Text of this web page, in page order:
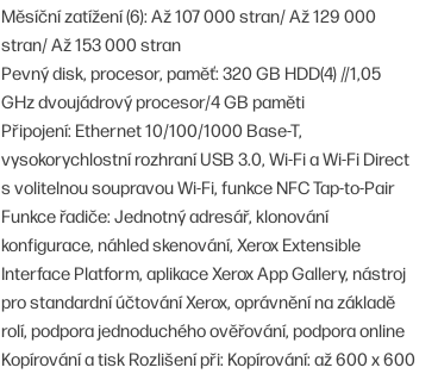
Měsíční zatížení (6): Až 107 000 stran/ Až 129 000
stran/ Až 153 000 stran
Pevný disk, procesor, paměť: 320 GB HDD(4) //1,05
GHz dvoujádrový procesor/4 GB paměti
Připojení: Ethernet 10/100/1000 Base-T,
vysokorychlostní rozhraní USB 3.0, Wi-Fi a Wi-Fi Direct
s volitelnou soupravou Wi-Fi, funkce NFC Tap-to-Pair
Funkce řadiče: Jednotný adresář, klonování
konfigurace, náhled skenování, Xerox Extensible
Interface Platform, aplikace Xerox App Gallery, nástroj
pro standardní účtování Xerox, oprávnění na základě
rolí, podpora jednoduchého ověřování, podpora online
Kopírování a tisk Rozlišení při: Kopírování: až 600 x 600